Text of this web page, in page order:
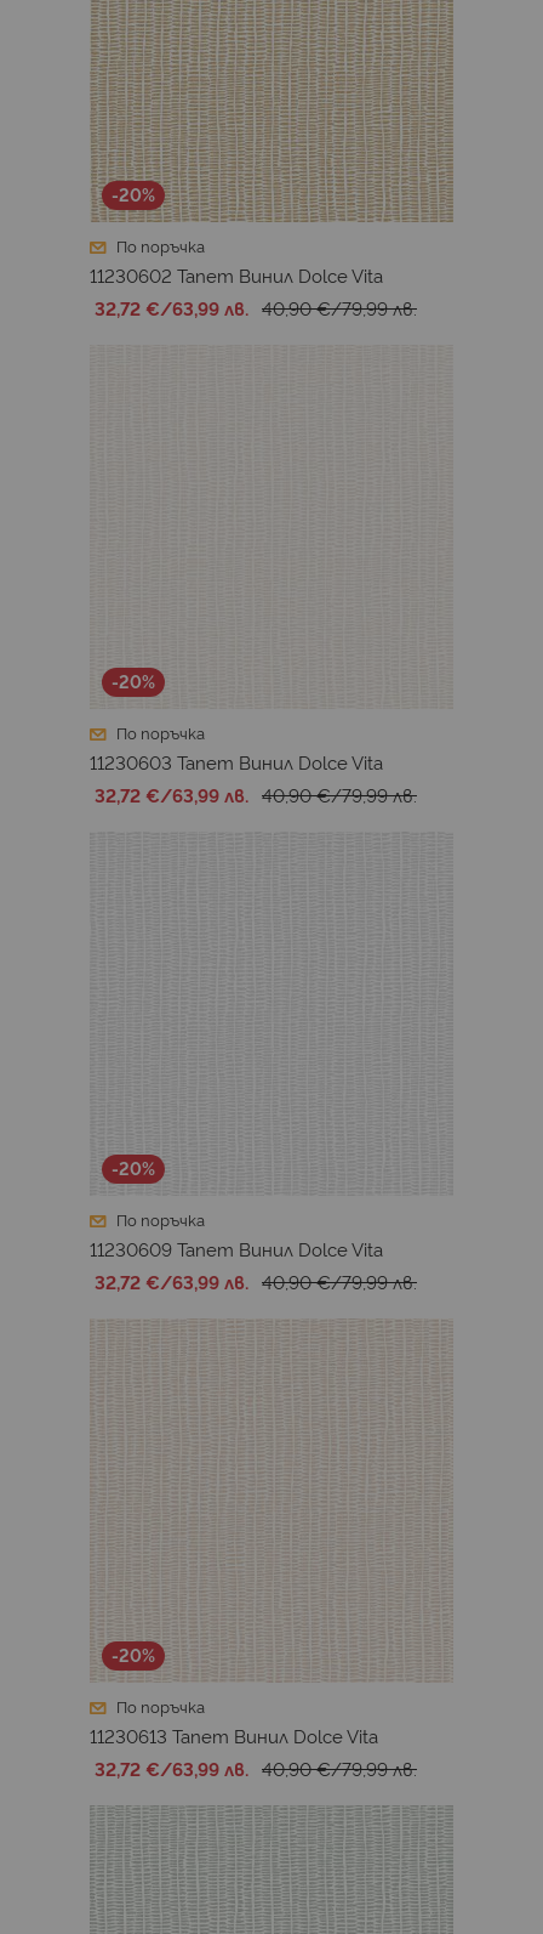
-20%
По поръчка
11230602 Тапет Винил Dolce Vita
32,72 €/63,99 лв. 40,90 €/79,99 лв.
-20%
По поръчка
11230603 Тапет Винил Dolce Vita
32,72 €/63,99 лв. 40,90 €/79,99 лв.
-20%
По поръчка
11230609 Тапет Винил Dolce Vita
32,72 €/63,99 лв. 40,90 €/79,99 лв.
-20%
По поръчка
11230613 Тапет Винил Dolce Vita
32,72 €/63,99 лв. 40,90 €/79,99 лв.